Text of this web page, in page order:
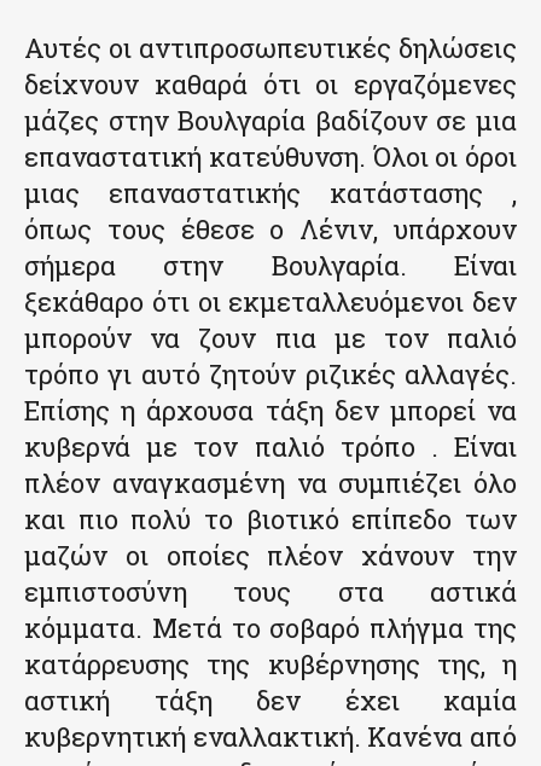
Αυτές οι αντιπροσωπευτικές δηλώσεις
δείχνουν καθαρά ότι οι εργαζόμενες
μάζες στην Βουλγαρία βαδίζουν σε μια
επαναστατική κατεύθυνση. Όλοι οι όροι
μιας επαναστατικής κατάστασης ,
όπως τους έθεσε ο Λένιν, υπάρχουν
σήμερα στην Βουλγαρία. Είναι
ξεκάθαρο ότι οι εκμεταλλευόμενοι δεν
μπορούν να ζουν πια με τον παλιό
τρόπο γι αυτό ζητούν ριζικές αλλαγές.
Επίσης η άρχουσα τάξη δεν μπορεί να
κυβερνά με τον παλιό τρόπο . Είναι
πλέον αναγκασμένη να συμπιέζει όλο
και πιο πολύ το βιοτικό επίπεδο των
μαζών οι οποίες πλέον χάνουν την
εμπιστοσύνη τους στα αστικά
κόμματα. Μετά το σοβαρό πλήγμα της
κατάρρευσης της κυβέρνησης της, η
αστική τάξη δεν έχει καμία
κυβερνητική εναλλακτική. Κανένα από